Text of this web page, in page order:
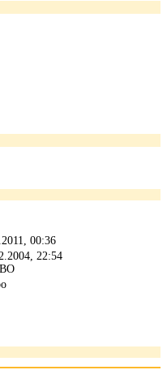
00:36
22:54